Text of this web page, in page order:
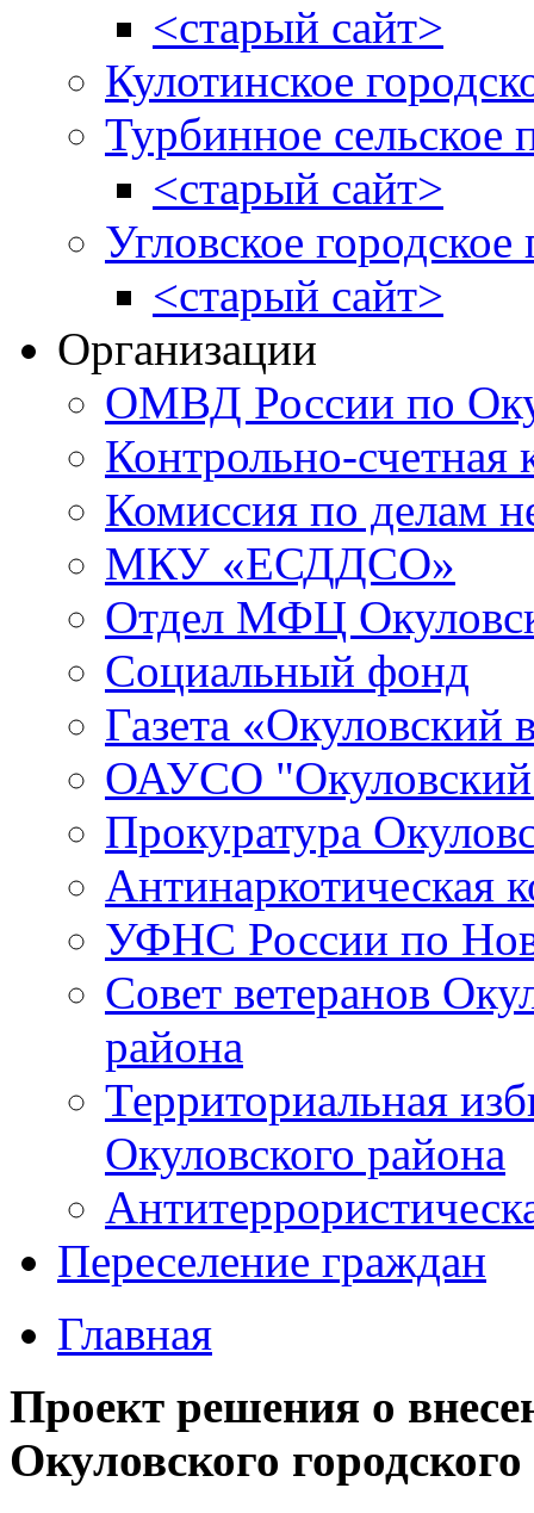
<старый сайт>
Кулотинское
Турбинное сельское
<старый сайт>
Угловское городское
<старый сайт>
Организации
ОМВД России по
Контрольно-счетная
Комиссия по делам
МКУ «ЕСДДСО»
Отдел МФЦ
Социальный фонд
Газета «Окуловский
ОАУСО
Прокуратура
Антинаркотическая
УФНС России по
Совет ветеранов
района
Территориальная
Окуловского района
Переселение граждан
Главная
Проект решения о
Окуловского